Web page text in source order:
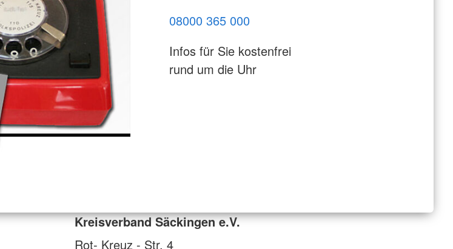
08000 365 000
Infos für Sie kostenfrei
rund um die Uhr
Kreisverband Säckingen e.V.
Rot- Kreuz - Str. 4